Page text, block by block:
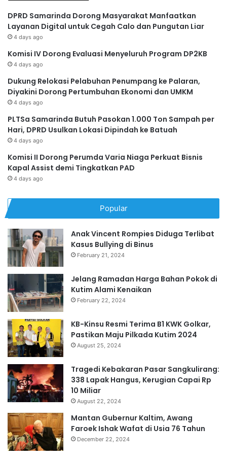
DPRD Samarinda Dorong Masyarakat Manfaatkan
Layanan Digital untuk Cegah Calo dan Pungutan Liar
4 days ago
Komisi IV Dorong Evaluasi Menyeluruh Program DP2KB
4 days ago
Dukung Relokasi Pelabuhan Penumpang ke Palaran,
Diyakini Dorong Pertumbuhan Ekonomi dan UMKM
4 days ago
PLTSa Samarinda Butuh Pasokan 1.000 Ton Sampah per
Hari, DPRD Usulkan Lokasi Dipindah ke Batuah
4 days ago
Komisi II Dorong Perumda Varia Niaga Perkuat Bisnis
Kapal Assist demi Tingkatkan PAD
4 days ago
Popular
Anak Vincent Rompies Diduga Terlibat
Kasus Bullying di Binus
February 21, 2024
Jelang Ramadan Harga Bahan Pokok di
Kutim Alami Kenaikan
February 22, 2024
KB-Kinsu Resmi Terima B1 KWK Golkar,
Pastikan Maju Pilkada Kutim 2024
August 25, 2024
Tragedi Kebakaran Pasar Sangkulirang:
338 Lapak Hangus, Kerugian Capai Rp
10 Miliar
August 22, 2024
Mantan Gubernur Kaltim, Awang
Faroek Ishak Wafat di Usia 76 Tahun
December 22, 2024